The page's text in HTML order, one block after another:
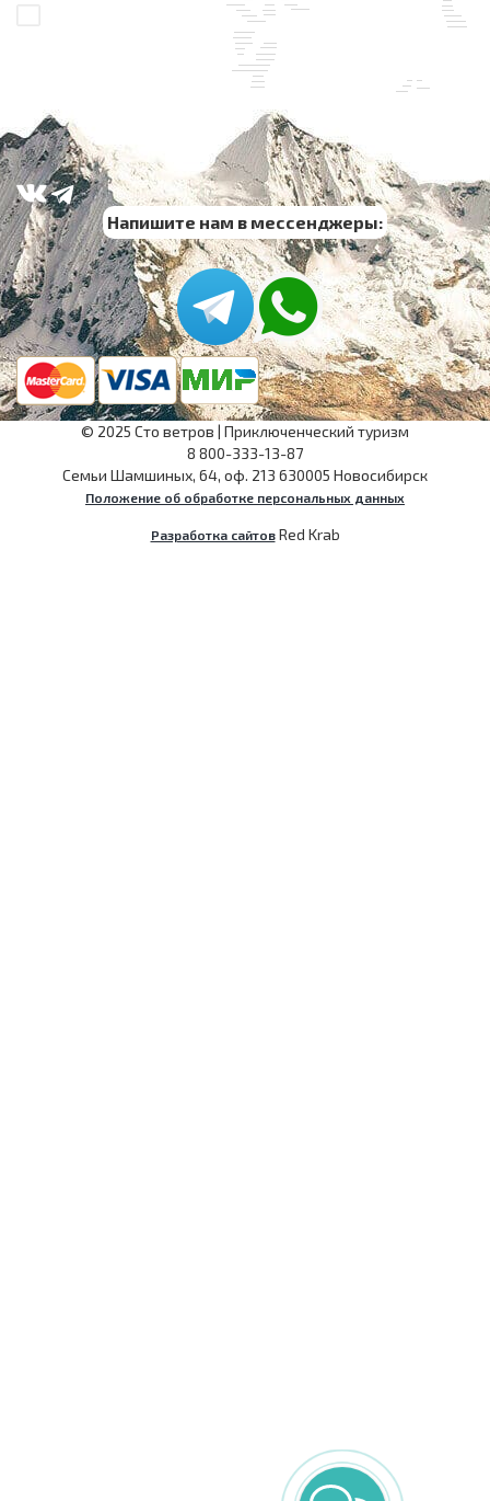
Напишите нам в мессенджеры:
© 2025 Сто ветров Приключенческий туризм
8 800-333-13-87
Семьи Шамшиных, 64, оф. 213 630005 Новосибирск
Положение об обработке персональных данных
Разработка сайтовRed Krab